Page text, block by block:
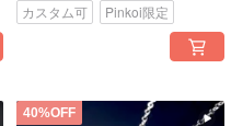
カスタム可 Pinkoi限定
40%OFF